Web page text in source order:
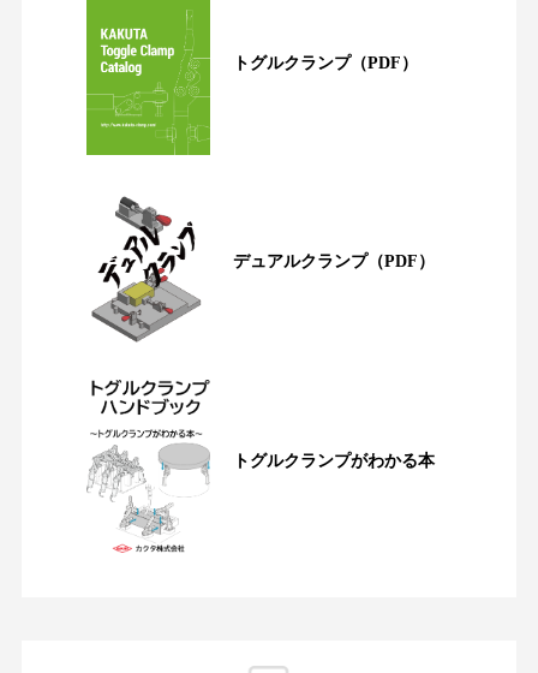
トグルクランプ（PDF）
デュアルクランプ（PDF）
トグルクランプがわかる本